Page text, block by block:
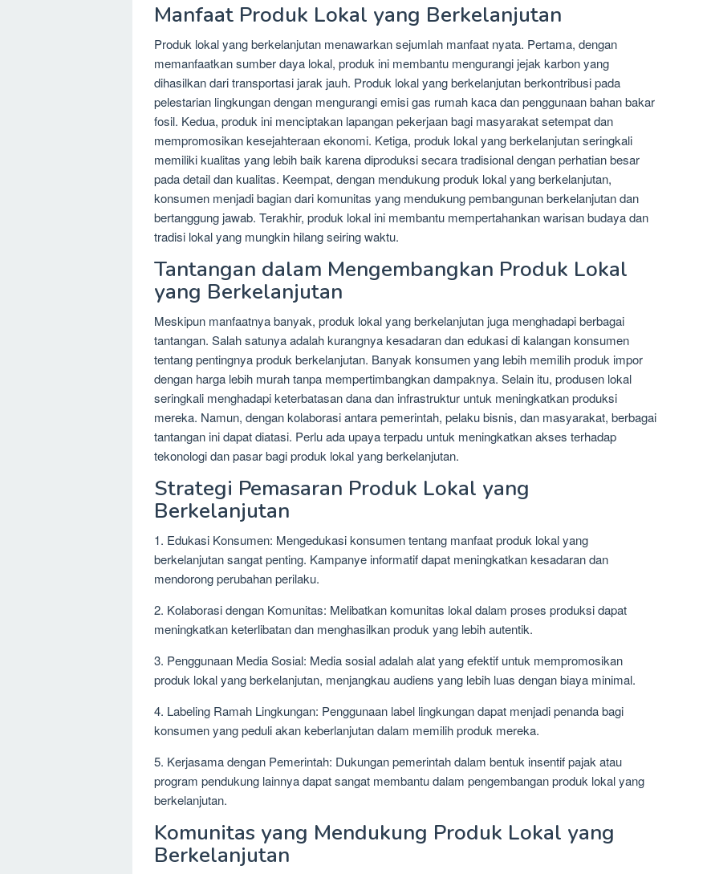
Manfaat Produk Lokal yang Berkelanjutan
Produk lokal yang berkelanjutan menawarkan sejumlah manfaat nyata. Pertama, dengan
memanfaatkan sumber daya lokal, produk ini membantu mengurangi jejak karbon yang
dihasilkan dari transportasi jarak jauh. Produk lokal yang berkelanjutan berkontribusi pada
pelestarian lingkungan dengan mengurangi emisi gas rumah kaca dan penggunaan bahan bakar
fosil. Kedua, produk ini menciptakan lapangan pekerjaan bagi masyarakat setempat dan
mempromosikan kesejahteraan ekonomi. Ketiga, produk lokal yang berkelanjutan seringkali
memiliki kualitas yang lebih baik karena diproduksi secara tradisional dengan perhatian besar
pada detail dan kualitas. Keempat, dengan mendukung produk lokal yang berkelanjutan,
konsumen menjadi bagian dari komunitas yang mendukung pembangunan berkelanjutan dan
bertanggung jawab. Terakhir, produk lokal ini membantu mempertahankan warisan budaya dan
tradisi lokal yang mungkin hilang seiring waktu.
Tantangan dalam Mengembangkan Produk Lokal
yang Berkelanjutan
Meskipun manfaatnya banyak, produk lokal yang berkelanjutan juga menghadapi berbagai
tantangan. Salah satunya adalah kurangnya kesadaran dan edukasi di kalangan konsumen
tentang pentingnya produk berkelanjutan. Banyak konsumen yang lebih memilih produk impor
dengan harga lebih murah tanpa mempertimbangkan dampaknya. Selain itu, produsen lokal
seringkali menghadapi keterbatasan dana dan infrastruktur untuk meningkatkan produksi
mereka. Namun, dengan kolaborasi antara pemerintah, pelaku bisnis, dan masyarakat, berbagai
tantangan ini dapat diatasi. Perlu ada upaya terpadu untuk meningkatkan akses terhadap
tekonologi dan pasar bagi produk lokal yang berkelanjutan.
Strategi Pemasaran Produk Lokal yang
Berkelanjutan
1. Edukasi Konsumen: Mengedukasi konsumen tentang manfaat produk lokal yang
berkelanjutan sangat penting. Kampanye informatif dapat meningkatkan kesadaran dan
mendorong perubahan perilaku.
2. Kolaborasi dengan Komunitas: Melibatkan komunitas lokal dalam proses produksi dapat
meningkatkan keterlibatan dan menghasilkan produk yang lebih autentik.
3. Penggunaan Media Sosial: Media sosial adalah alat yang efektif untuk mempromosikan
produk lokal yang berkelanjutan, menjangkau audiens yang lebih luas dengan biaya minimal.
4. Labeling Ramah Lingkungan: Penggunaan label lingkungan dapat menjadi penanda bagi
konsumen yang peduli akan keberlanjutan dalam memilih produk mereka.
5. Kerjasama dengan Pemerintah: Dukungan pemerintah dalam bentuk insentif pajak atau
program pendukung lainnya dapat sangat membantu dalam pengembangan produk lokal yang
berkelanjutan.
Komunitas yang Mendukung Produk Lokal yang
Berkelanjutan